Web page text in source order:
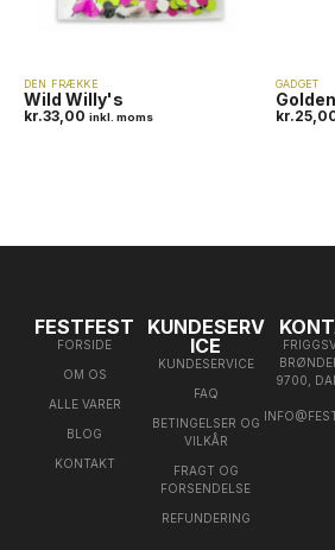
DEN FRÆKKE
Wild Willy's
kr.33,00 inkl. moms
GADGET
kr.
FESTFEST
FORSIDE
OM OS
ALLE VARER
BLOG
KONTAKT
KUNDESERV
ICE
KUNDESERVICE
FAQ
BETINGELSER OG
VILKÅR
FRAGT OG
FORSENDELSE
REFUNDERING
9700,